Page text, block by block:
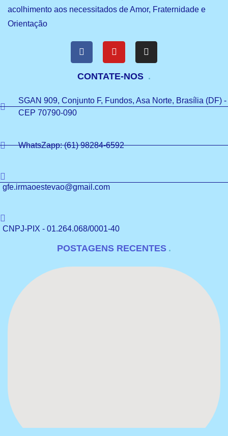
acolhimento aos necessitados de Amor, Fraternidade e
Orientação
CONTATE-NOS
SGAN 909, Conjunto F, Fundos, Asa Norte, Brasília (DF) -
CEP 70790-090
WhatsZapp: (61) 98284-6592
gfe.irmaoestevao@gmail.com
CNPJ-PIX - 01.264.068/0001-40
POSTAGENS RECENTES